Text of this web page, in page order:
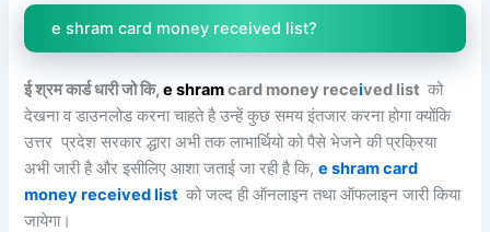
e shram card money received list?
ई श्रम कार्ड धारी जो कि,e shramcard money received list को
देखना व डाउनलोड करना चाहते है उन्हें कुछ समय इंतजार करना होगा क्योंकि
उत्तर प्रदेश सरकार द्धारा अभी तक लाभार्थियो को पैसे भेजने की प्रक्रिया
अभी जारी है और इसीलिए आशा जताई जा रही है कि,e shram card
money received list को जल्द ही ऑनलाइन तथा ऑफलाइन जारी किया
जायेगा।